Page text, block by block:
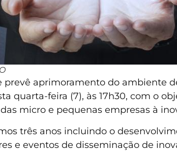
prevê aprimoramento do ambiente
quarta-feira (7), às 17h30, com o
micro e pequenas empresas à
três anos incluindo o
e eventos de disseminação de